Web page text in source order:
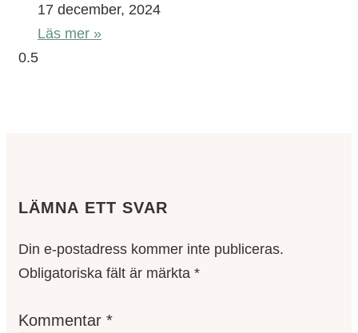
17 december, 2024
Läs mer »
LÄMNA ETT SVAR
Din e-postadress kommer inte publiceras.
Obligatoriska fält är märkta *
Kommentar *